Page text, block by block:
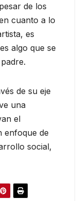
de los
cuanto a lo
es
algo que se
de su eje
una
el
enfoque de
social,